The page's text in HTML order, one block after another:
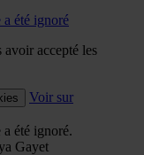
été ignoré
avoir accepté les
Voir sur
été ignoré.
Gayet